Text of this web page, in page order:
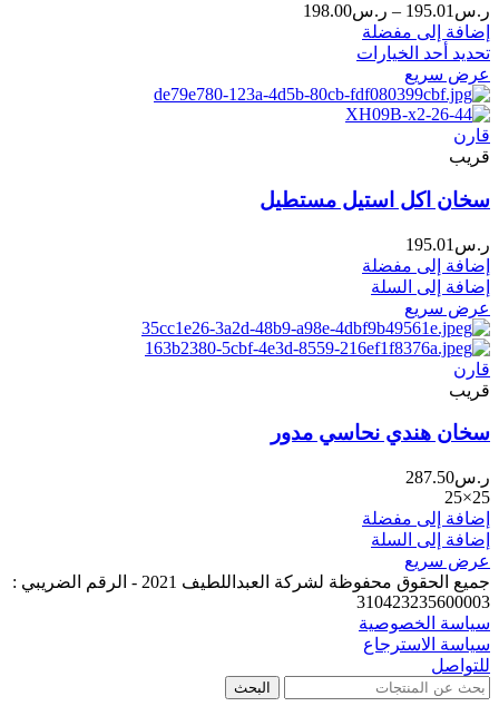
ر.س 195.01
– ر.س198.00
خلال
إضافة إلى مفضلة
تحديد أحد الخيارات
عرض سريع
قارن
قريب
سخان اكل استيل مستطيل
ر.س 195.01
إضافة إلى مفضلة
إضافة إلى السلة
عرض سريع
قارن
قريب
سخان هندي نحاسي مدور
ر.س287.50
25×25
إضافة إلى مفضلة
إضافة إلى السلة
عرض سريع
جميع الحقوق محفوظة لشركة العبداللطيف 2021 - الرقم الضريبي :
310423235600003
سياسة الخصوصية
سياسة الاسترجاع
للتواصل
البحث